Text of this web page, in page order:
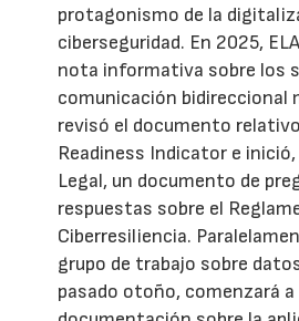
protagonismo de la
ciberseguridad. En 2025,
nota informativa sobre los
comunicación bidireccional
revisó el documento
Readiness Indicator e
Legal, un documento de
respuestas sobre el
Ciberresiliencia.
grupo de trabajo sobre
pasado otoño, comenzará a